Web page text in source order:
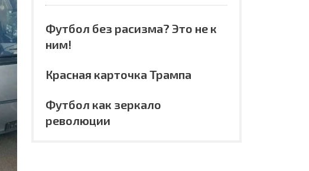
Футбол без расизма? Это не к
ним!
Красная карточка Трампа
Футбол как зеркало
революции